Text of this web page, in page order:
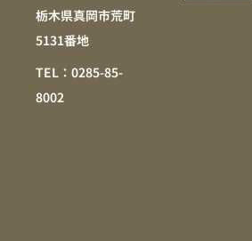
栃木県真岡市荒町
5131番地
TEL：0285-85-
8002